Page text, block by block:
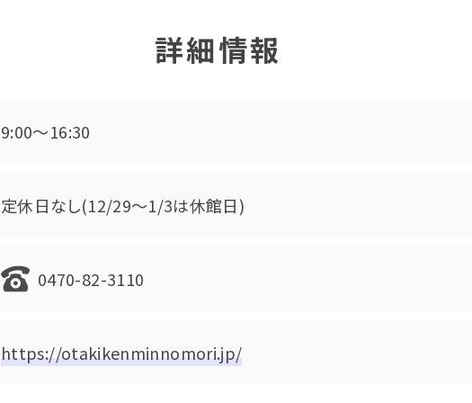
詳細情報
9:00～16:30
定休日なし(12/29～1/3は休館日)
0470-82-3110
https://otakikenminnomori.jp/